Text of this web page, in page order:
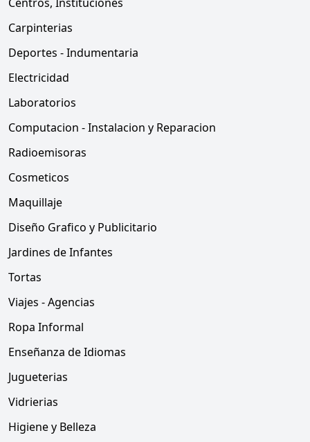
Carpinterias
Deportes - Indumentaria
Electricidad
Laboratorios
Computacion - Instalacion y Reparacion
Radioemisoras
Cosmeticos
Maquillaje
Diseño Grafico y Publicitario
Jardines de Infantes
Tortas
Viajes - Agencias
Ropa Informal
Enseñanza de Idiomas
Jugueterias
Vidrierias
Higiene y Belleza